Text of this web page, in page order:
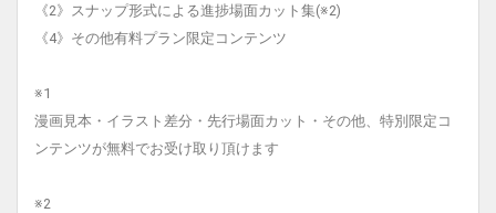
《2》スナップ形式による進捗場面カット集(※2)
《4》その他有料プラン限定コンテンツ
※1
漫画見本・イラスト差分・先行場面カット・その他、特別限定コ
ンテンツが無料でお受け取り頂けます
※2